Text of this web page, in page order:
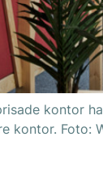
kontor
kontor. Foto: